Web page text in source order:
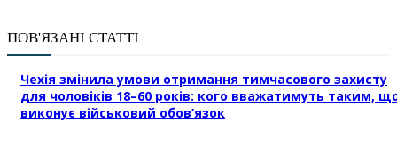
ПОВ'ЯЗАНІ СТАТТІ
Чехія змінила умови отримання тимчасового захисту
для чоловіків 18–60 років: кого вважатимуть таким,
виконує військовий обов’язок